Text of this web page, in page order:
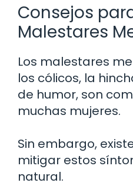
Consejos
Malestares
Los malestares
los cólicos, la
de humor, son
muchas mujeres.
Sin embargo,
mitigar estos
natural.